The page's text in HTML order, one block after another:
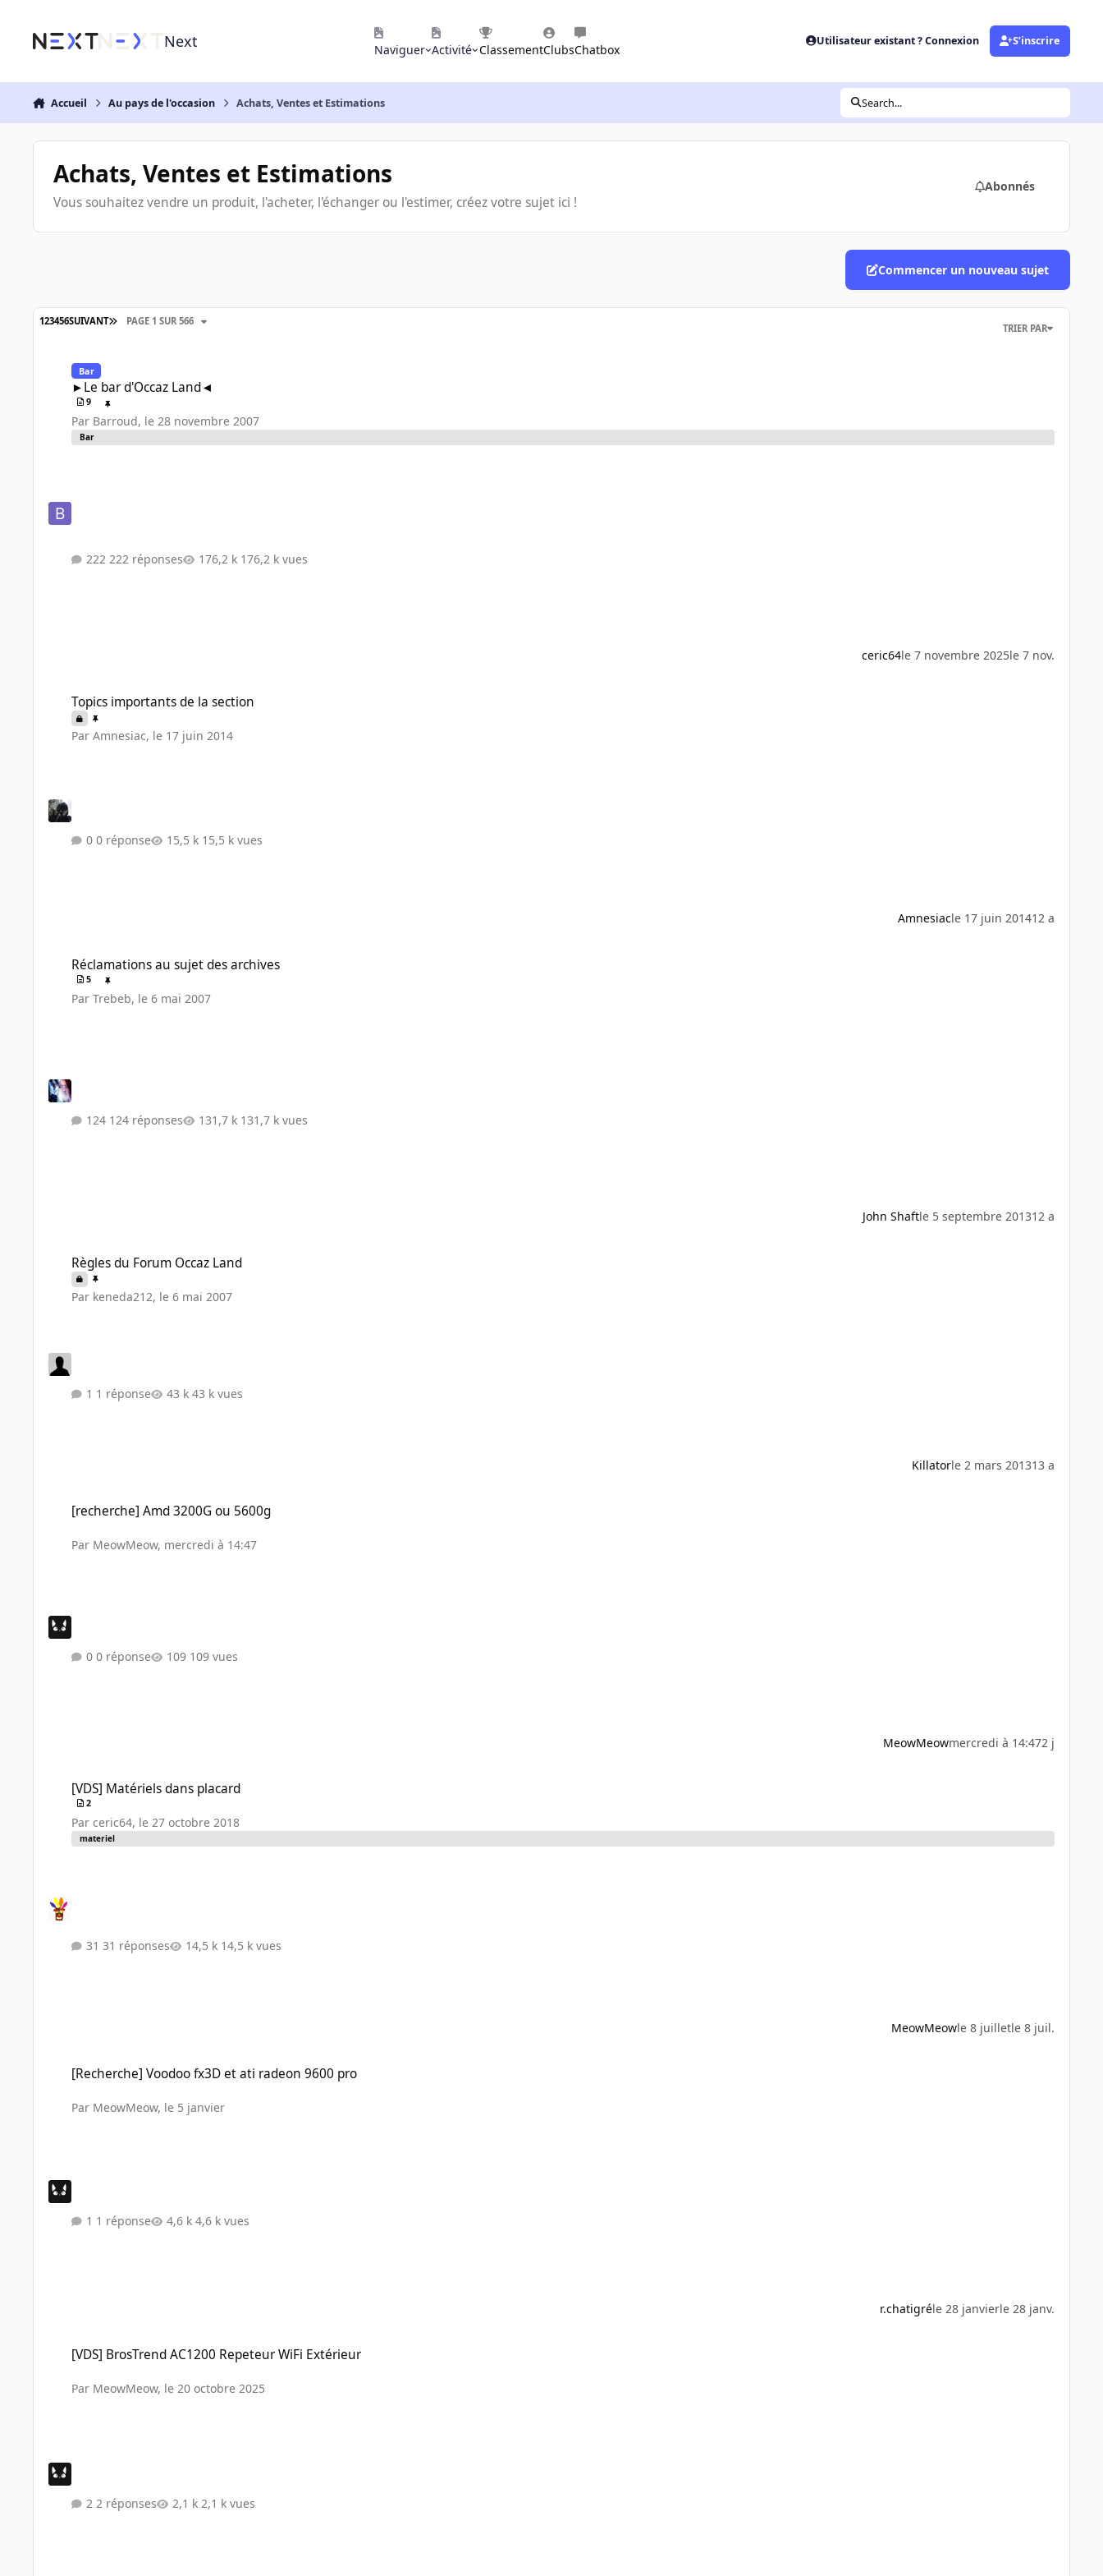
Next Naviguer Activité ClassementClubsChatbox
Utilisateur existant ? Connexion S’inscrire
Accueil Au pays de l'occasion Achats, Ventes et Estimations Search...
Achats, Ventes et Estimations
Vous souhaitez vendre un produit, l'acheter, l'échanger ou l'estimer, créez votre sujet ici !
Abonnés
Commencer un nouveau sujet
123456SUIVANT PAGE 1 SUR 566
TRIER PAR
Bar
►Le bar d'Occaz Land◄
9
Par Barroud, le 28 novembre 2007
Bar
222 réponses 176,2 k vues
ceric64le 7 novembre 2025le 7 nov.
Topics importants de la section
ParAmnesiac, le 17 juin 2014
0 réponse 15,5 k vues
Amnesiacle 17 juin 201412 a
Réclamations au sujet des archives
5
ParTrebeb, le 6 mai 2007
124 réponses 131,7 k vues
John Shaftle 5 septembre 201312 a
Règles du Forum Occaz Land
Par keneda212, le 6 mai 2007
1 réponse 43 k vues
Killatorle 2 mars 201313 a
[recherche] Amd 3200G ou 5600g
Par MeowMeow, mercredi à 14:47
0 réponse 109 vues
MeowMeowmercredi à 14:472 j
[VDS] Matériels dans placard
2
Parceric64, le 27 octobre 2018
materiel
31 réponses 14,5 k vues
MeowMeowle 8 juilletle 8 juil.
[Recherche] Voodoo fx3D et ati radeon 9600 pro
Par MeowMeow, le 5 janvier
1 réponse 4,6 k vues
r.chatigréle 28 janvierle 28 janv.
[VDS] BrosTrend AC1200 Repeteur WiFi Extérieur
Par MeowMeow, le 20 octobre 2025
2 réponses 2,1 k vues